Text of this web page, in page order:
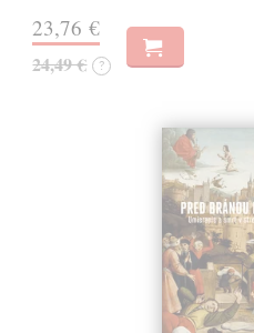
23,76 €
24,49 € ?